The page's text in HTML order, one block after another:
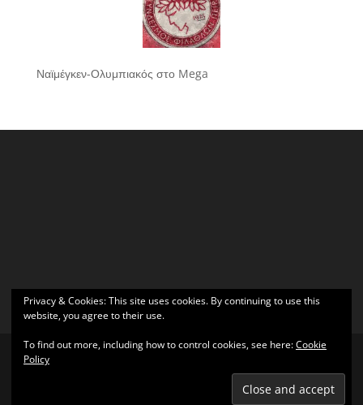
Ναϊμέγκεν-Ολυμπιακός στο Mega
| Υποστηρίζεται από
Privacy & Cookies: This site uses cookies. By continuing to use this
website, you agree to their use.
To find out more, including how to control cookies, see here:Cookie
Policy